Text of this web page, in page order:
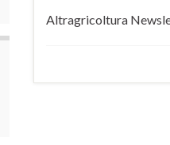
Altragricoltura